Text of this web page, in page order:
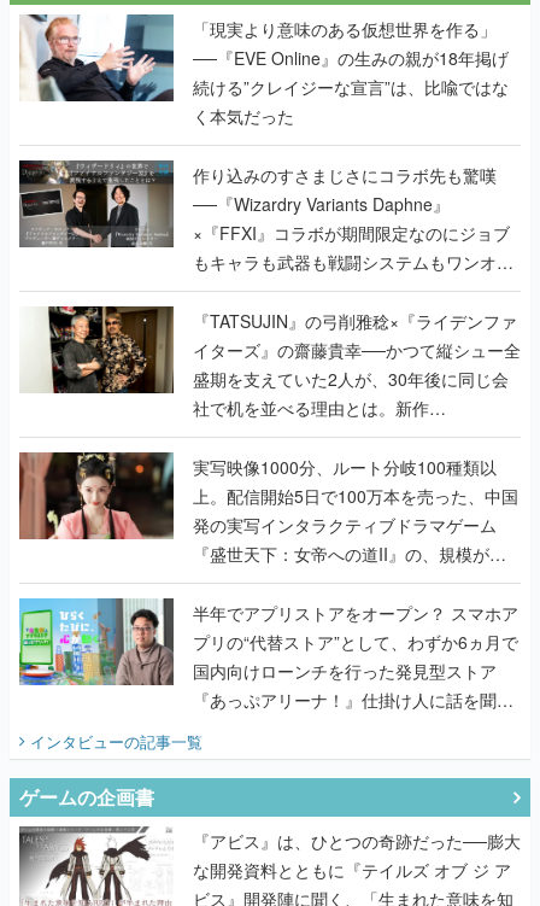
「現実より意味のある仮想世界を作る」
──『EVE Online』の生みの親が18年掲げ
続ける”クレイジーな宣言”は、比喩ではな
く本気だった
作り込みのすさまじさにコラボ先も驚嘆
──『Wizardry Variants Daphne』
×『FFXI』コラボが期間限定なのにジョブ
もキャラも武器も戦闘システムもワンオフ
で作り込まれた理由を両ディレクターに聞
く
『TATSUJIN』の弓削雅稔×『ライデンファ
イターズ』の齋藤貴幸──かつて縦シュー全
盛期を支えていた2人が、30年後に同じ会
社で机を並べる理由とは。新作
『TATSUJIN EXTREME』で初タッグを組
んだレジェンド2人に訊く開発秘話
実写映像1000分、ルート分岐100種類以
上。配信開始5日で100万本を売った、中国
発の実写インタラクティブドラマゲーム
『盛世天下：女帝への道II』の、規模が違
うこだわりをプロデューサーに聞いた
半年でアプリストアをオープン？ スマホア
プリの“代替ストア”として、わずか6ヵ月で
国内向けローンチを行った発見型ストア
『あっぷアリーナ！』仕掛け人に話を聞い
てみた
インタビューの記事一覧
ゲームの企画書
『アビス』は、ひとつの奇跡だった──膨大
な開発資料とともに『テイルズ オブ ジ ア
ビス』開発陣に聞く、「生まれた意味を知